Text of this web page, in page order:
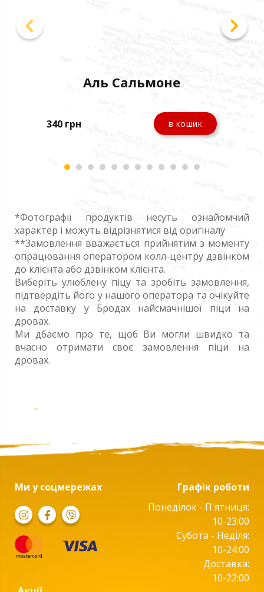
Аль Сальмоне
340 грн в кошик
*Фотографії продуктів несуть ознайомчий
характер і можуть відрізнятися від оригіналу
**Замовлення вважається прийнятим з моменту
опрацювання оператором колл-центру дзвінком
до клієнта або дзвінком клієнта.
Виберіть улюблену піцу та зробіть замовлення,
підтвердіть його у нашого оператора та очікуйте
на доставку у Бродах найсмачнішої піци на
дровах.
Ми дбаємо про те, щоб Ви могли швидко та
вчасно отримати своє замовлення піци на
дровах.
Ми у соцмережах
Графік роботи
Понеділок - П'ятниця:
10-23:00
Субота - Неділя:
10-24:00
Доставка:
10-22:00